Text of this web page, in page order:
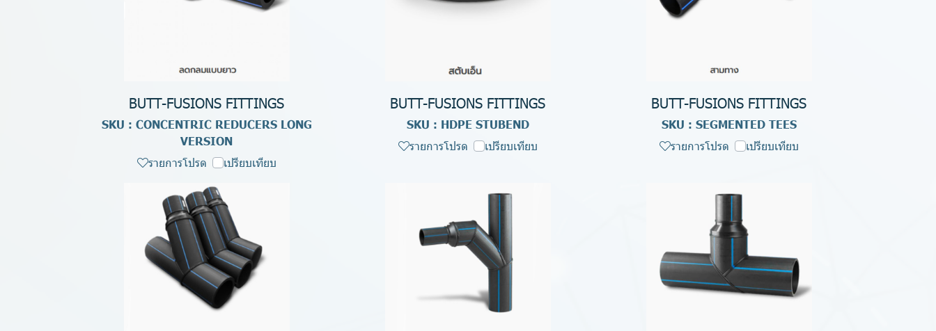
BUTT-FUSIONS FITTINGS
SKU : CONCENTRIC REDUCERS LONG
VERSION
รายการโปรด เปรียบเทียบ
BUTT-FUSIONS FITTINGS
SKU : HDPE STUBEND
รายการโปรด เปรียบเทียบ
BUTT-FUSIONS FITTINGS
SKU : SEGMENTED TEES
รายการโปรด เปรียบเทียบ